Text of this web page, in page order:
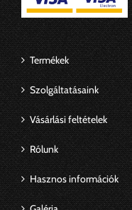
Termékek
Szolgáltatásaink
Vásárlási feltételek
Rólunk
Hasznos információk